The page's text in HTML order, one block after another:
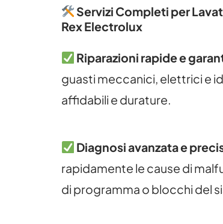
Servizi Completi per
Rex Electrolux
Riparazioni rapide e
guasti meccanici, elettrici e
affidabili e durature.
Diagnosi avanzata e
rapidamente le cause di
di programma o blocchi del